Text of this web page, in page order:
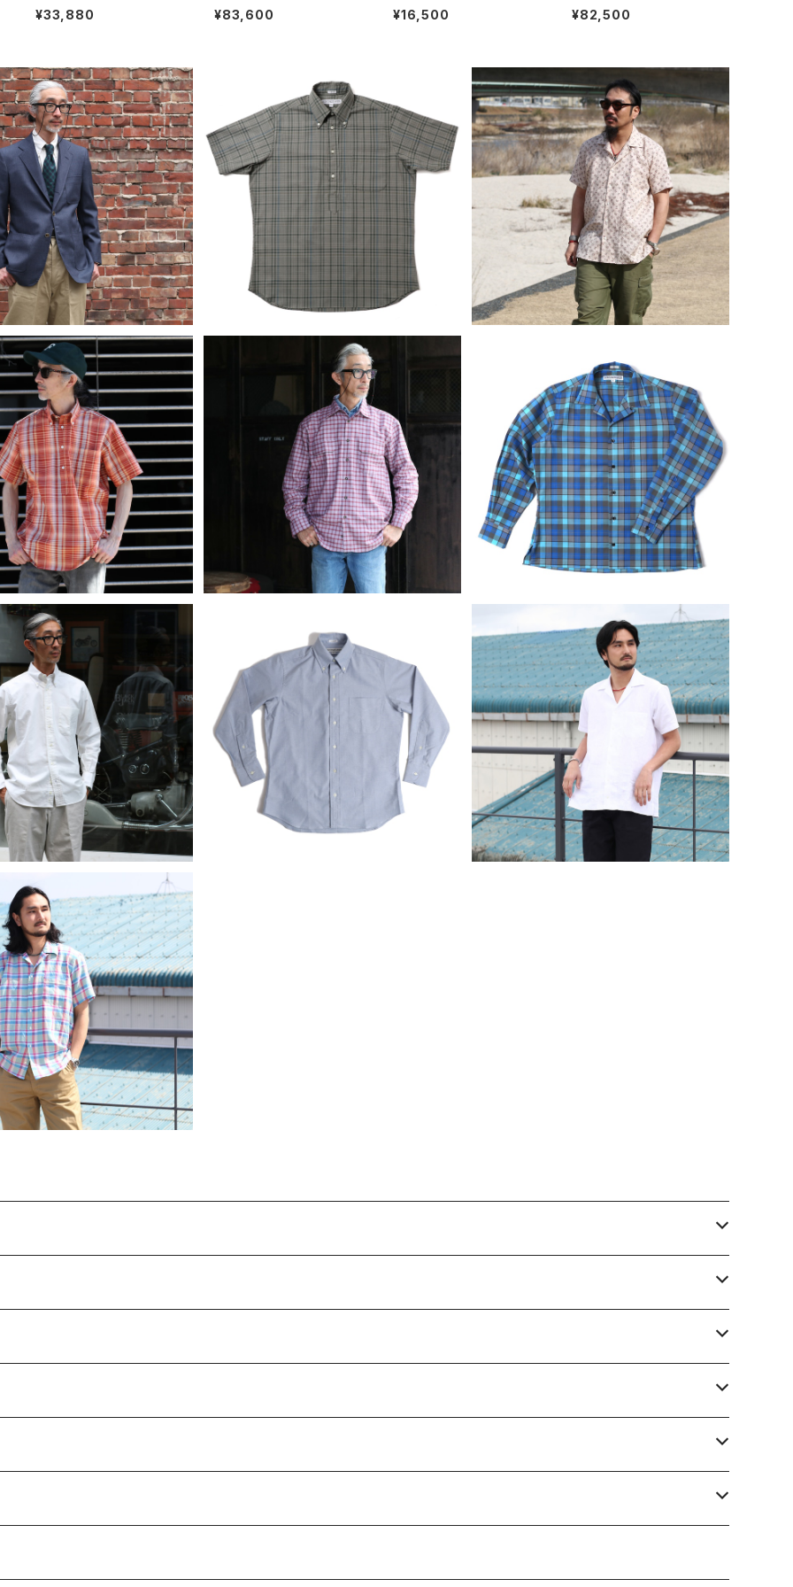
edge Denim ストレートセル
¥33,880
ウンテンターコイズリング 15
¥83,600
ブレスレット 金赤 #b126 日
¥16,500
OUND アリス ラウンド サン
¥82,500
CLOTHING イン
アライズドクロージング ウー
ックブレザー ネイビーグレー
¥143,000
INDIVIDUALIZED SHIRTS インディ
ビジュアライズドシャツ BASIL ポップ
オーバーシャツ プルオーバー
¥34,650
INDIVIDUALIZED SHIRTS インディ
ビジュアライズドシャツ Vintage Line
n Camp Collar Shirts Beige Patt
ern ヴィンテージリネンキャンプカラー
半袖シャツ
¥45,100
SHIRTS インディ
ライズドシャツ SUNSET ポッ
バーシャツ プルオーバー
¥34,650
INDIVIDUALIZED SHIRTS インディ
ビジュアライズドシャツ レギュラーカラ
ーロガーシャツ 全3色
¥17,160
40%OFF
SOLD OUT
INDIVIDUALIZED SHIRTS インディ
ビジュアライズドシャツ キャンプカラー
長袖シャツ 全4色
¥17,160
40%OFF
SOLD OUT
SHIRTS インディ
イズドシャツ ホワイト レガッ
オックスフォードシャツ
¥33,000
INDIVIDUALIZED SHIRTS インディ
ビジュアライズドシャツ ブルー レガッタ
オックスフォードシャツ
¥33,000
INDIVIDUALIZED SHIRTS インディ
ビジュアライズドシャツ INDIVIDUALI
ZED SHIRTS インディビジュアライズ
ドシャツ New York Linen Camp Col
lar Shirts ニューヨークリネンキャン
プカラーシャツ
¥45,100
SHIRTS インディ
ライズドシャツ Palm Beach
Linen Camp Collar Shi
ビーチスラブリネンキャンプ
カラーシャツ
¥52,800